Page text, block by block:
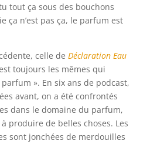
tout ça sous des bouchons
ça n’est pas ça, le parfum est
celle de Déclaration Eau
toujours les mêmes qui
». En six ans de podcast,
avant, on a été confrontés
dans le domaine du parfum,
produire de belles choses. Les
sont jonchées de merdouilles